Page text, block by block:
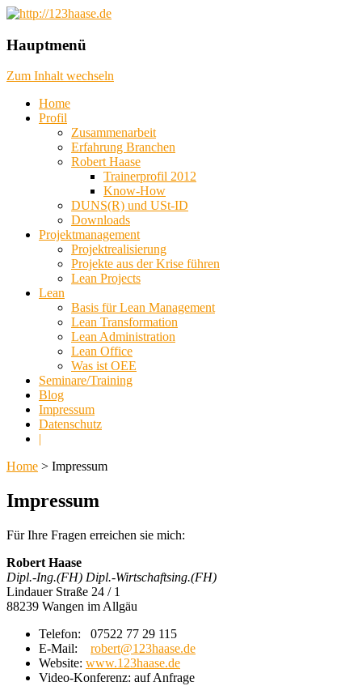
http://123haase.de
planen, das unmögliche denken
Hauptmenü
Zum Inhalt wechseln
Home
Profil
Zusammenarbeit
Erfahrung Branchen
Robert Haase
Trainerprofil 2012
Know-How
DUNS(R) und USt-ID
Downloads
Projektmanagement
Projektrealisierung
Projekte aus der Krise führen
Lean Projects
Lean
Basis für Lean Management
Lean Transformation
Lean Administration
Lean Office
Was ist OEE
Seminare/Training
Blog
Impressum
Datenschutz
|
Home > Impressum
Impressum
Für Ihre Fragen erreichen sie mich:
Robert Haase
Dipl.-Ing.(FH) Dipl.-Wirtschaftsing.(FH)
Lindauer Straße 24 / 1
88239 Wangen im Allgäu
Telefon: 07522 77 29 115
E-Mail: robert@123haase.de
Website: www.123haase.de
Video-Konferenz: auf Anfrage